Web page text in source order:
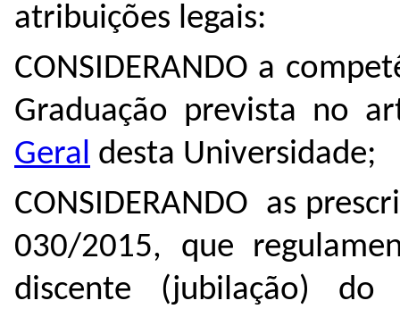
atribuições legais:
CONSIDERANDO a
Graduação prevista no
Geral desta Universidade;
CONSIDERANDO as
030/2015, que
discente (jubilação) do